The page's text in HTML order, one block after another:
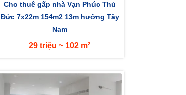
Cho thuê gấp nhà Vạn Phúc Thủ
Đức 7x22m 154m2 13m hướng Tây
Nam
29 triệu ~ 102 m²